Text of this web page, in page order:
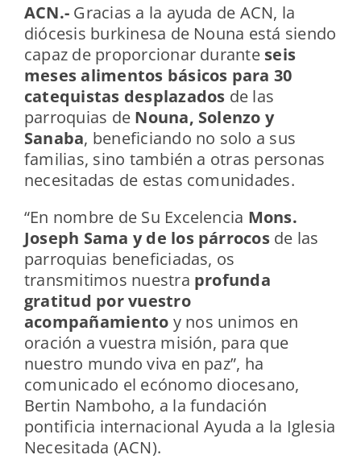
ACN.- Gracias a la ayuda de ACN, la
diócesis burkinesa de Nouna está siendo
capaz de proporcionar duranteseis
meses alimentos básicos para 30
catequistas desplazados de las
parroquias de Nouna, Solenzo y
Sanaba, beneficiando no solo a sus
familias, sino también a otras personas
necesitadas de estas comunidades.
“En nombre de Su Excelencia Mons.
Joseph Sama y de los párrocosde las
parroquias beneficiadas, os
transmitimos nuestra profunda
gratitud por vuestro
acompañamiento y nos unimos en
oración a vuestra misión, para que
nuestro mundo viva en paz”, ha
comunicado el ecónomo diocesano,
Bertin Namboho, a la fundación
pontificia internacional Ayuda a la Iglesia
Necesitada (ACN).